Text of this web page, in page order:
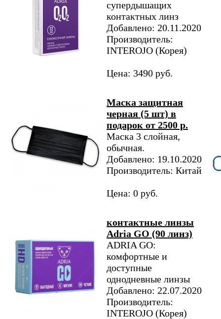
супердышащих
контактных линз
Добавлено: 20.11.2020
Производитель:
INTEROJO (Корея)
Цена: 3490 руб.
Маска защитная
черная (5 шт) в
подарок от 2500 р.
Маска 3 слойная,
обычная.
Добавлено: 19.10.2020
Производитель: Китай
Цена: 0 руб.
контактные линзы
Adria GO (90 линз)
ADRIA GO:
комфортные и
доступные
однодневные линзы
Добавлено: 22.07.2020
Производитель:
INTEROJO (Корея)